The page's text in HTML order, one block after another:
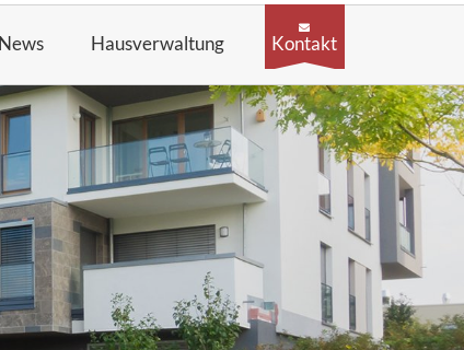
News Hausverwaltung Kontakt